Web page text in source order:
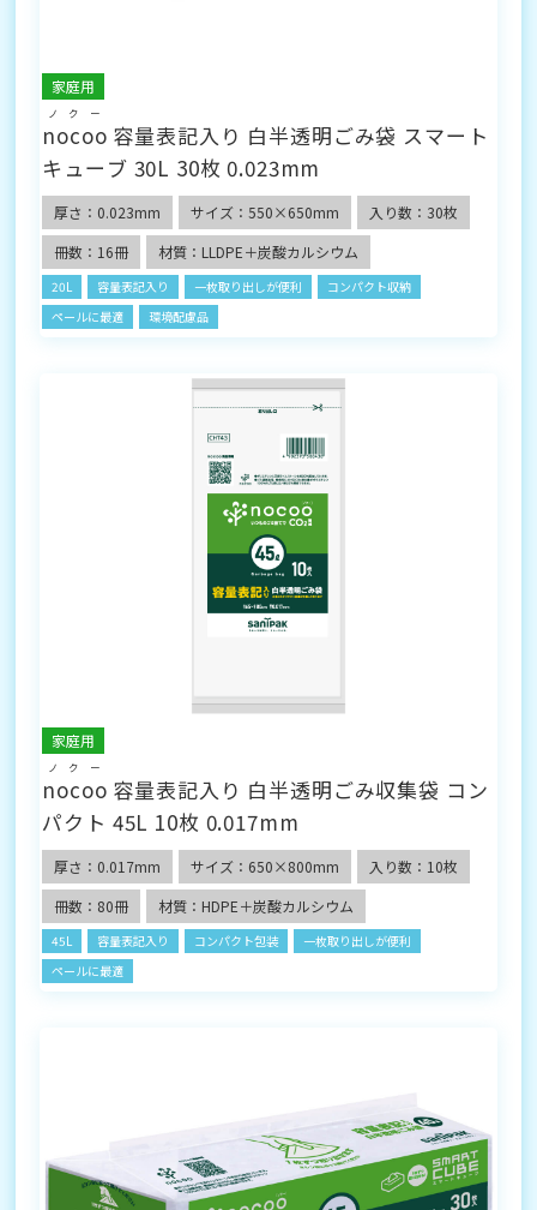
家庭用
nocoo
ノクー
容量表記入り 白半透明ごみ袋 スマート
キューブ 30L 30枚 0.023mm
厚さ：0.023mm サイズ：550×650mm
入り数：30枚
冊数：16冊
材質：LLDPE＋炭酸カルシウム
20L 容量表記入り 一枚取り出しが便利
コンパクト収納
ペールに最適
環境配慮品
家庭用
nocoo
ノクー
容量表記入り 白半透明ごみ収集袋 コン
パクト 45L 10枚 0.017mm
厚さ：0.017mm サイズ：650×800mm
入り数：10枚
冊数：80冊
材質：HDPE＋炭酸カルシウム
45L 容量表記入り コンパクト包装
一枚取り出しが便利
ペールに最適